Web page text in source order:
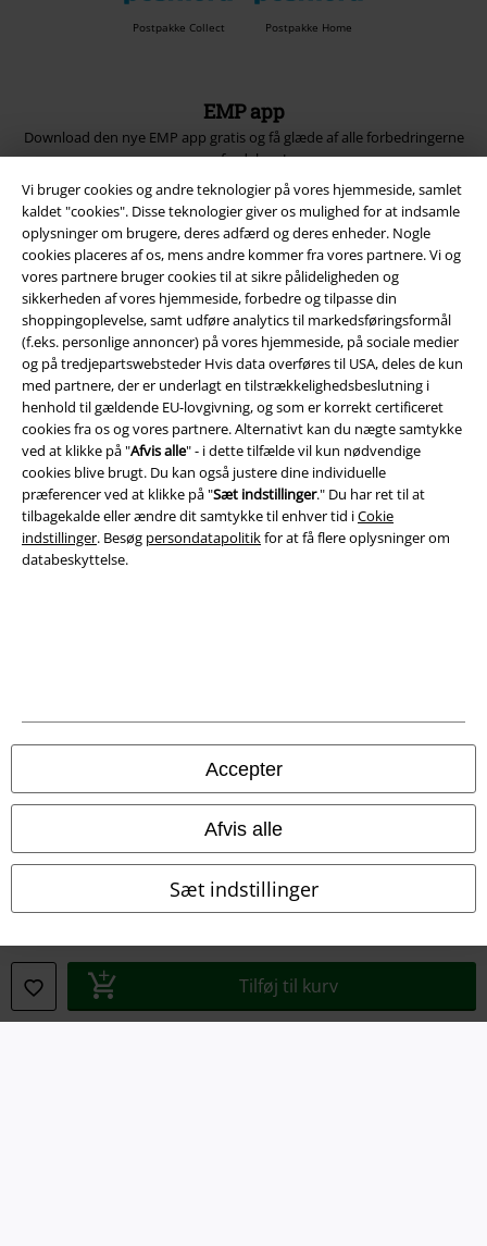
Vi bruger cookies og andre teknologier på vores hjemmeside, samlet
kaldet "cookies". Disse teknologier giver os mulighed for at indsamle
oplysninger om brugere, deres adfærd og deres enheder. Nogle
cookies placeres af os, mens andre kommer fra vores partnere. Vi og
vores partnere bruger cookies til at sikre pålideligheden og
sikkerheden af ​​vores hjemmeside, forbedre og tilpasse din
shoppingoplevelse, samt udføre analytics til markedsføringsformål
(f.eks. personlige annoncer) på vores hjemmeside, på sociale medier
og på tredjepartswebsteder Hvis data overføres til USA, deles de kun
med partnere, der er underlagt en tilstrækkelighedsbeslutning i
henhold til gældende EU-lovgivning, og som er korrekt certificeret
cookies fra os og vores partnere. Alternativt kan du nægte samtykke
ved at klikke på "Afvis alle" - i dette tilfælde vil kun nødvendige
cookies blive brugt. Du kan også justere dine individuelle
præferencer ved at klikke på "Sæt indstillinger." Du har ret til at
tilbagekalde eller ændre dit samtykke til enhver tid iCokie
indstillinger. Besøg persondatapolitikfor at få flere oplysninger om
databeskyttelse.
Accepter
Afvis alle
Sæt indstillinger
Tilføj til kurv
Postpakke Collect Postpakke Home
EMP app
Download den nye EMP app gratis og få glæde af alle forbedringerne
og fordelene!
A Warner Music Group Company
Persondatapolitik
Bortskaffelse af affald og miljøbeskyttelse
Oplysninger om tilgængelighed
Cokie indstillinger
Bekræft annullering